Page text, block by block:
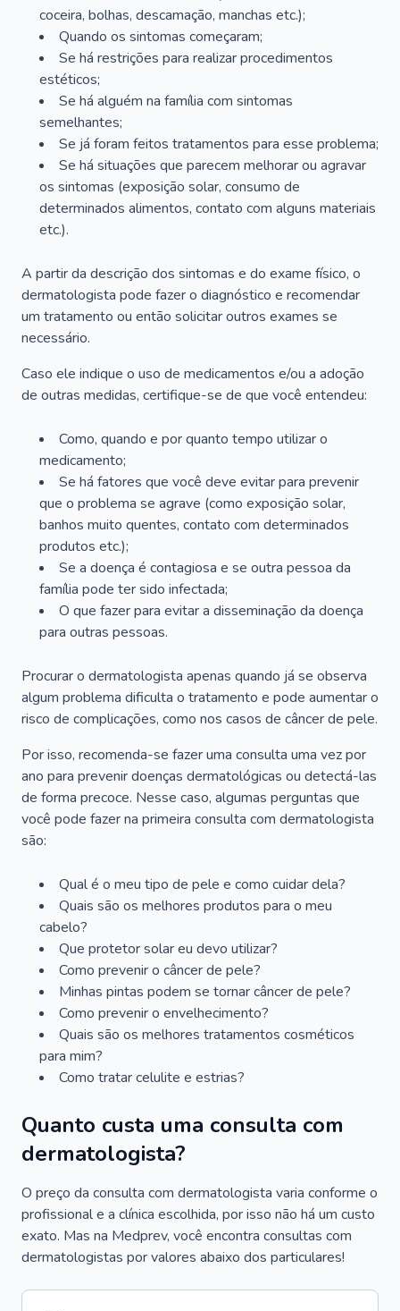
coceira, bolhas, descamação, manchas etc.);
Quando os sintomas começaram;
Se há restrições para realizar procedimentos
estéticos;
Se há alguém na família com sintomas
semelhantes;
Se já foram feitos tratamentos para esse problema;
Se há situações que parecem melhorar ou agravar
os sintomas (exposição solar, consumo de
determinados alimentos, contato com alguns materiais
etc.).
A partir da descrição dos sintomas e do exame físico, o
dermatologista pode fazer o diagnóstico e recomendar
um tratamento ou então solicitar outros exames se
necessário.
Caso ele indique o uso de medicamentos e/ou a adoção
de outras medidas, certifique-se de que você entendeu:
Como, quando e por quanto tempo utilizar o
medicamento;
Se há fatores que você deve evitar para prevenir
que o problema se agrave (como exposição solar,
banhos muito quentes, contato com determinados
produtos etc.);
Se a doença é contagiosa e se outra pessoa da
família pode ter sido infectada;
O que fazer para evitar a disseminação da doença
para outras pessoas.
Procurar o dermatologista apenas quando já se observa
algum problema dificulta o tratamento e pode aumentar o
risco de complicações, como nos casos de câncer de pele.
Por isso, recomenda-se fazer uma consulta uma vez por
ano para prevenir doenças dermatológicas ou detectá-las
de forma precoce. Nesse caso, algumas perguntas que
você pode fazer na primeira consulta com dermatologista
são:
Qual é o meu tipo de pele e como cuidar dela?
Quais são os melhores produtos para o meu
cabelo?
Que protetor solar eu devo utilizar?
Como prevenir o câncer de pele?
Minhas pintas podem se tornar câncer de pele?
Como prevenir o envelhecimento?
Quais são os melhores tratamentos cosméticos
para mim?
Como tratar celulite e estrias?
Quanto custa uma consulta com
dermatologista?
O preço da consulta com dermatologista varia conforme o
profissional e a clínica escolhida, por isso não há um custo
exato. Mas na Medprev, você encontra consultas com
dermatologistas por valores abaixo dos particulares!